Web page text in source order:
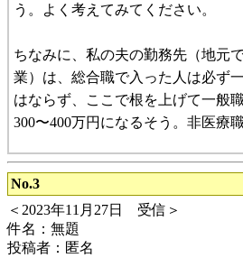
う。よく考えてみてください。
ちなみに、私の夫の勤務先（地元
業）は、総合職で入った人は必ず
はならず、ここで根を上げて一般
300〜400万円になるそう。非医療
No.3
＜2023年11月27日 受信＞
件名：無題
投稿者：匿名